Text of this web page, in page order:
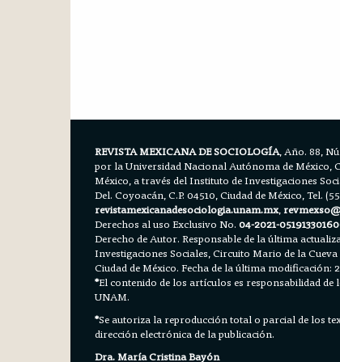
REVISTA MEXICANA DE SOCIOLOGÍA, Año. 88,
por la Universidad Nacional Autónoma de México,
México, a través del Instituto de Investigaciones
Del. Coyoacán, C.P. 04510, Ciudad de México, Tel.
revistamexicanadesociologia.unam.mx,
Derechos al uso Exclusivo No.04-2021-
Derecho de Autor. Responsable de la última
Investigaciones Sociales, Circuito Mario de la
Ciudad de México. Fecha de la última modificación:
*El contenido de los artículos es responsabilidad
UNAM.
*Se autoriza la reproducción total o parcial de los
dirección electrónica de la publicación.
Dra. María Cristina Bayón